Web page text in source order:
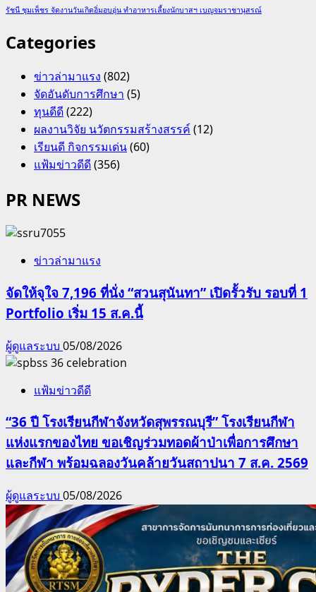
รัชนี ชุมเพ็ชร จัดงานวันเกิดอิ่มอบอุ่น ทำอาหารเลี้ยงนักบาสฯ เบญจมราชานุสรณ์
Categories
ข่าวล่ามาแรง (802)
จัดอันดับการศึกษา (5)
ทุนดีดี(222)
ผลงานวิจัย นวัตกรรมสร้างสรรค์ (12)
เรียนดี กิจกรรมเด่น(60)
แฟ้มข่าวดีดี(356)
PR NEWS
ข่าวล่ามาแรง
จัดให้จุใจ 7,196 ที่นั่ง “สวนสุนันทา” เปิดรั้วรับ รอบที่ 1
Portfolio เริ่ม 15 ส.ค.นี้
ผู้ดูแลระบบ 05/08/2026
แฟ้มข่าวดีดี
“36 ปี โรงเรียนกีฬาจังหวัดสุพรรณบุรี” โรงเรียนกีฬา
แห่งแรกของไทย ขอเชิญร่วมทอดผ้าป่าเพื่อการศึกษา
และกีฬา พร้อมฉลองวันคล้ายวันสถาปนา 7 ส.ค. 2569
ผู้ดูแลระบบ 05/08/2026